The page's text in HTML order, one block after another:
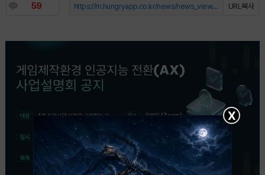
59 URL복사
https://m.hungryapp.co.kr/news/news_view.php?durl=YmNvZGU9b...
X